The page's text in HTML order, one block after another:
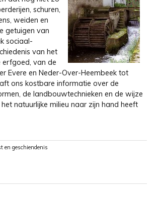
schuren,
weiden en
getuigen van
sociaal-
van het
erfgoed, van de
Evere en Neder-Over-Heembeek tot
ons kostbare informatie over de
de landbouwtechnieken en de wijze
natuurlijke milieu naar zijn hand heeft
en geschiendenis